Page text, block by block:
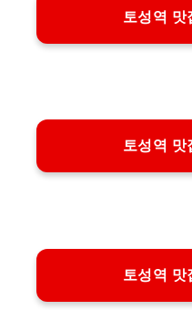
토성역 맛
토성역 맛
토성역 맛